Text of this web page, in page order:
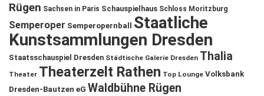
Rügen Sachsen in Paris Schauspielhaus Schloss Moritzburg
Semperoper Semperopernball
Staatliche
Kunstsammlungen Dresden
Staatsschauspiel Dresden Städtische Galerie Dresden Thalia
Theater Theaterzelt Rathen Top Lounge Volksbank
Dresden-Bautzen eG Waldbühne Rügen